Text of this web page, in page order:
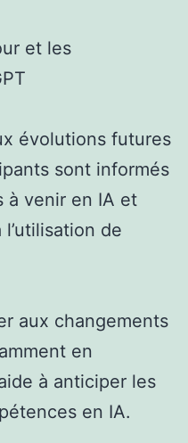
et les
évolutions futures
sont informés
à venir en IA et
de
aux changements
en
à anticiper les
en IA.